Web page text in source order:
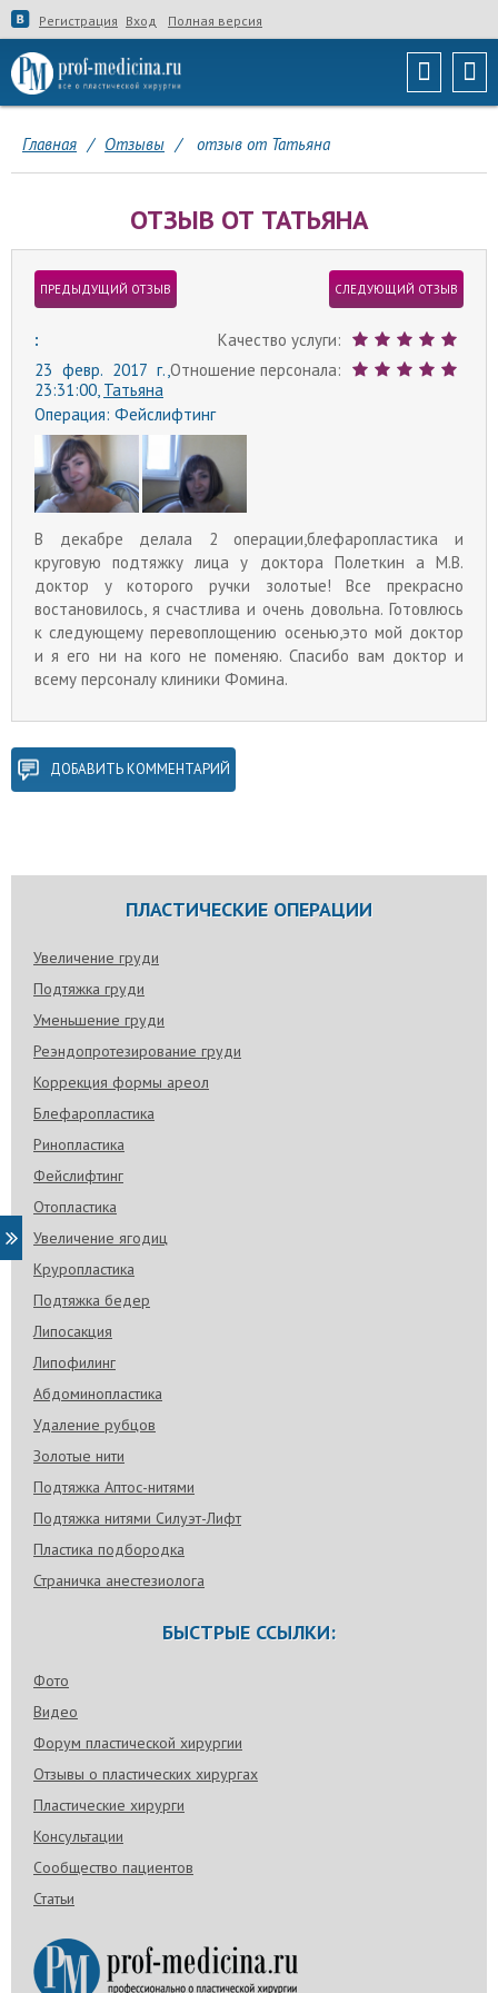
Регистрация Вход Полная версия
Главная / Отзывы / отзыв от Татьяна
ОТЗЫВ ОТ ТАТЬЯНА
ПРЕДЫДУЩИЙ ОТЗЫВ СЛЕДУЮЩИЙ ОТЗЫВ
Качество услуги:
Отношение персонала:
:
23 февр. 2017 г.,
23:31:00, Татьяна
Операция: Фейслифтинг
В декабре делала 2 операции,блефаропластика и
круговую подтяжку лица у доктора Полеткин а М.В.
доктор у которого ручки золотые! Все прекрасно
востановилось, я счастлива и очень довольна. Готовлюсь
к следующему перевоплощению осенью,это мой доктор
и я его ни на кого не поменяю. Спасибо вам доктор и
всему персоналу клиники Фомина.
ДОБАВИТЬ КОММЕНТАРИЙ
ПЛАСТИЧЕСКИЕ ОПЕРАЦИИ
Увеличение груди
Подтяжка груди
Уменьшение груди
Реэндопротезирование груди
Коррекция формы ареол
Блефаропластика
Ринопластика
Фейслифтинг
Отопластика
Увеличение ягодиц
Круропластика
Подтяжка бедер
Липосакция
Липофилинг
Абдоминопластика
Удаление рубцов
Золотые нити
Подтяжка Аптос-нитями
Подтяжка нитями Силуэт-Лифт
Пластика подбородка
Страничка анестезиолога
БЫСТРЫЕ ССЫЛКИ:
Фото
Видео
Форум пластической хирургии
Отзывы о пластических хирургах
Пластические хирурги
Консультации
Сообщество пациентов
Статьи